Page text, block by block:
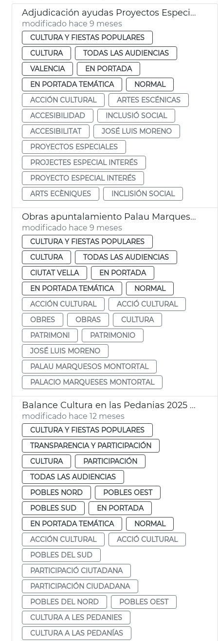
Adjudicación ayudas Proyectos Especial Interés 2025
modificado hace 9 meses
CULTURA Y FIESTAS POPULARES
CULTURA
TODAS LAS AUDIENCIAS
VALENCIA
EN PORTADA
EN PORTADA TEMÁTICA
NORMAL
ACCIÓN CULTURAL
ARTES ESCÉNICAS
ACCESIBILIDAD
INCLUSIÓ SOCIAL
ACCESIBILITAT
JOSÉ LUIS MORENO
PROYECTOS ESPECIALES
PROJECTES ESPECIAL INTERÉS
PROYECTO ESPECIAL INTERÉS
ARTS ECÈNIQUES
INCLISIÓN SOCIAL
Obras apuntalamiento Palau Marquesos Montortal
modificado hace 9 meses
CULTURA Y FIESTAS POPULARES
CULTURA
TODAS LAS AUDIENCIAS
CIUTAT VELLA
EN PORTADA
EN PORTADA TEMÁTICA
NORMAL
ACCIÓN CULTURAL
ACCIÓ CULTURAL
OBRES
OBRAS
CULTURA
PATRIMONI
PATRIMONIO
JOSÉ LUIS MORENO
PALAU MARQUESOS MONTORTAL
PALACIO MARQUESES MONTORTAL
Balance Cultura en las Pedanias 2025 Ayuntamiento València
modificado hace 12 meses
CULTURA Y FIESTAS POPULARES
TRANSPARENCIA Y PARTICIPACIÓN
CULTURA
PARTICIPACIÓN
TODAS LAS AUDIENCIAS
POBLES NORD
POBLES OEST
POBLES SUD
EN PORTADA
EN PORTADA TEMÁTICA
NORMAL
ACCIÓN CULTURAL
ACCIÓ CULTURAL
POBLES DEL SUD
PARTICIPACIÓ CIUTADANA
PARTICIPACIÓN CIUDADANA
POBLES DEL NORD
POBLES OEST
CULTURA A LES PEDANIES
CULTURA A LAS PEDANÍAS